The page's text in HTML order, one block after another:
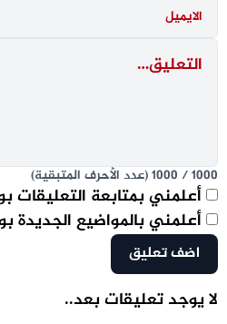
1000
/
1000(عدد الأحرف المتبقية)
أعلمني بمتابعة التعليقات
أعلمني بالمواضيع الجديدة
لا يوجد تعليقات بعد..